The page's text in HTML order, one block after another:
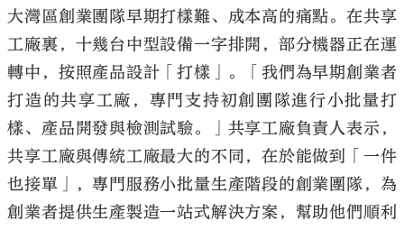
大灣區創業團隊早期打樣難、成本高的痛點。在共享
工廠裏，十幾台中型設備一字排開，部分機器正在運
轉中，按照產品設計「打樣」。「我們為早期創業者
打造的共享工廠，專門支持初創團隊進行小批量打
樣、產品開發與檢測試驗。」共享工廠負責人表示，
共享工廠與傳統工廠最大的不同，在於能做到「一件
也接單」，專門服務小批量生產階段的創業團隊，為
創業者提供生產製造一站式解決方案，幫助他們順利